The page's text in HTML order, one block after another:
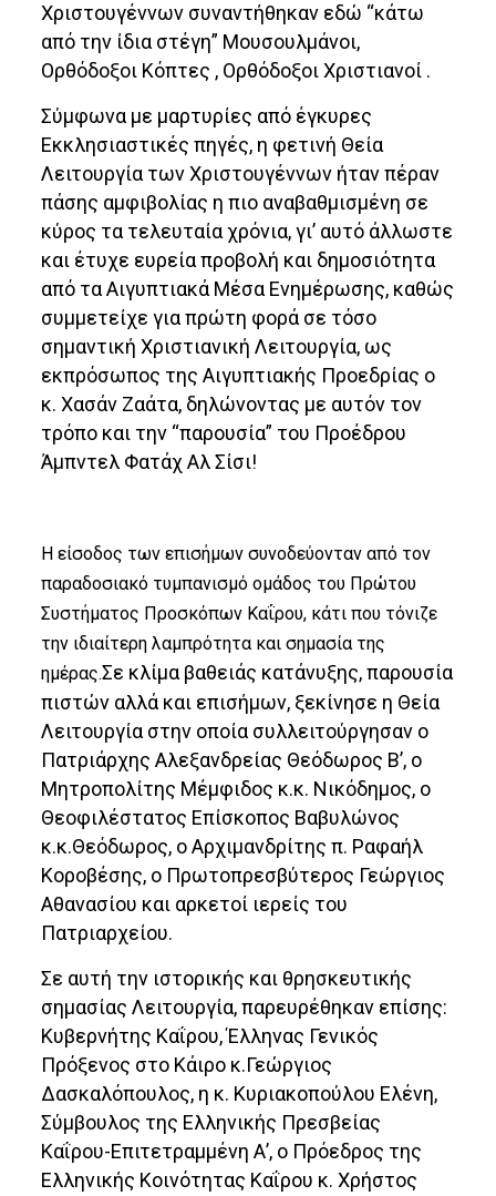
Χριστουγέννων συναντήθηκαν εδώ “κάτω
από την ίδια στέγη” Μουσουλμάνοι,
Ορθόδοξοι Κόπτες , Ορθόδοξοι Χριστιανοί .
Σύμφωνα με μαρτυρίες από έγκυρες
Εκκλησιαστικές πηγές, η φετινή Θεία
Λειτουργία των Χριστουγέννων ήταν πέραν
πάσης αμφιβολίας η πιο αναβαθμισμένη σε
κύρος τα τελευταία χρόνια, γι’ αυτό άλλωστε
και έτυχε ευρεία προβολή και δημοσιότητα
από τα Αιγυπτιακά Μέσα Ενημέρωσης, καθώς
συμμετείχε για πρώτη φορά σε τόσο
σημαντική Χριστιανική Λειτουργία, ως
εκπρόσωπος της Αιγυπτιακής Προεδρίας ο
κ. Χασάν Ζαάτα, δηλώνοντας με αυτόν τον
τρόπο και την “παρουσία” του Προέδρου
Άμπντελ Φατάχ Αλ Σίσι!
Η είσοδος των επισήμων συνοδεύονταν από τον
παραδοσιακό τυμπανισμό ομάδος του Πρώτου
Συστήματος Προσκόπων Καΐρου, κάτι που τόνιζε
την ιδιαίτερη λαμπρότητα και σημασία της
ημέρας.Σε κλίμα βαθειάς κατάνυξης, παρουσία
πιστών αλλά και επισήμων, ξεκίνησε η Θεία
Λειτουργία στην οποία συλλειτούργησαν ο
Πατριάρχης Αλεξανδρείας Θεόδωρος Β’, ο
Μητροπολίτης Μέμφιδος κ.κ. Νικόδημος, ο
Θεοφιλέστατος Επίσκοπος Βαβυλώνος
κ.κ.Θεόδωρος, ο Αρχιμανδρίτης π. Ραφαήλ
Κοροβέσης, ο Πρωτοπρεσβύτερος Γεώργιος
Αθανασίου και αρκετοί ιερείς του
Πατριαρχείου.
Σε αυτή την ιστορικής και θρησκευτικής
σημασίας Λειτουργία, παρευρέθηκαν επίσης:
Κυβερνήτης Καΐρου, Έλληνας Γενικός
Πρόξενος στο Κάιρο κ.Γεώργιος
Δασκαλόπουλος, η κ. Κυριακοπούλου Ελένη,
Σύμβουλος της Ελληνικής Πρεσβείας
Καΐρου-Επιτετραμμένη Α’, ο Πρόεδρος της
Ελληνικής Κοινότητας Καΐρου κ. Χρήστος